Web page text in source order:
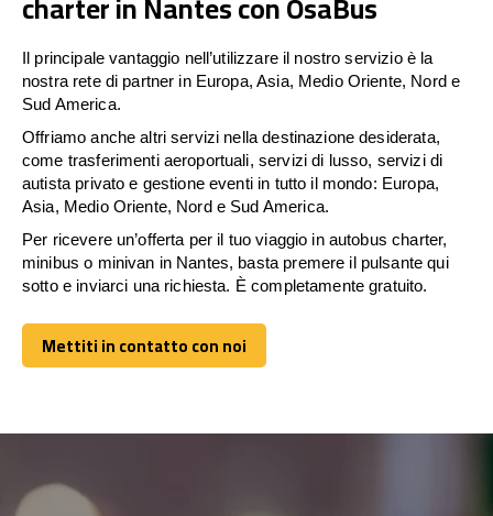
Il principale vantaggio nell’utilizzare il nostro servizio è la
nostra rete di partner in Europa, Asia, Medio Oriente, Nord e
Sud America.
Offriamo anche altri servizi nella destinazione desiderata,
come trasferimenti aeroportuali, servizi di lusso, servizi di
autista privato e gestione eventi in tutto il mondo: Europa,
Asia, Medio Oriente, Nord e Sud America.
Per ricevere un’offerta per il tuo viaggio in autobus charter,
minibus o minivan in Nantes, basta premere il pulsante qui
sotto e inviarci una richiesta. È completamente gratuito.
Mettiti in contatto con noi
Mettiti in contatto con noi